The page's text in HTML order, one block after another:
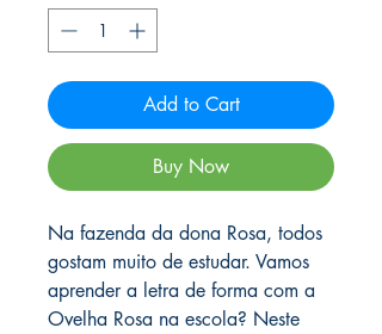
Add to Cart
Buy Now
Na fazenda da dona Rosa, todos
gostam muito de estudar. Vamos
aprender a letra de forma com a
Ovelha Rosa na escola? Neste